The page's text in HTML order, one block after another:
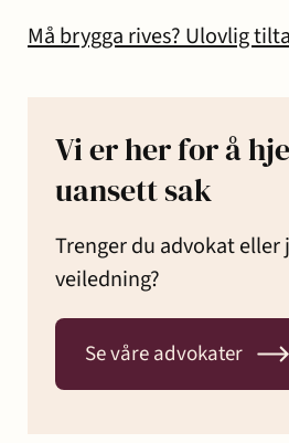
Må brygga rives? Ulovlig
Vi er her for å
uansett sak
Trenger du advokat
veiledning?
Se våre advokater